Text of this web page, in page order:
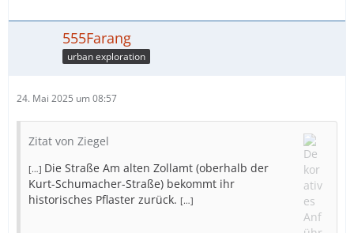
555Farang
urban exploration
24. Mai 2025 um 08:57
Zitat von Ziegel
[…] Die Straße Am alten Zollamt (oberhalb der
Kurt-Schumacher-Straße) bekommt ihr
historisches Pflaster zurück. […]